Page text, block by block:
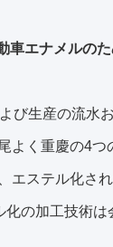
車エナメルの
び生産の流水
よく重慶の4つ
エステル化さ
の加工技術は